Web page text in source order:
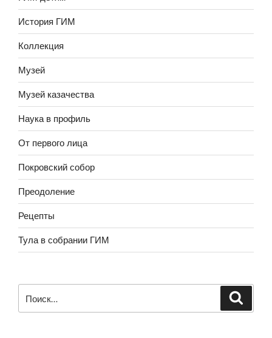
История ГИМ
Коллекция
Музей
Музей казачества
Наука в профиль
От первого лица
Покровский собор
Преодоление
Рецепты
Тула в собрании ГИМ